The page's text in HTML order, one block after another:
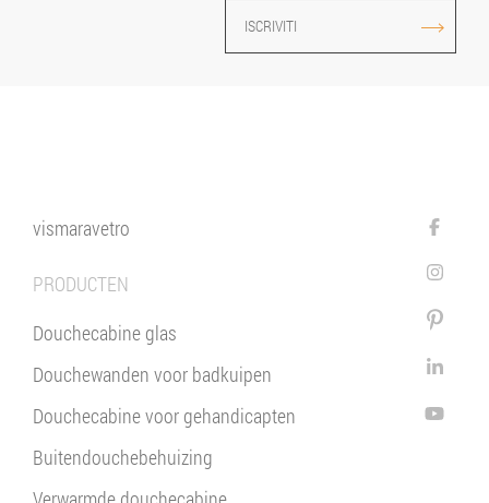
ISCRIVITI
vismaravetro
PRODUCTEN
Douchecabine glas
Douchewanden voor badkuipen
Douchecabine voor gehandicapten
Buitendouchebehuizing